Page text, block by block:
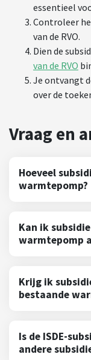
essentieel
Controleer
van de RVO.
Dien de
van de RVO
Je ontvangt
over de
Hoeveel
warmtepomp?
Kan ik
warmtepomp
Krijg ik
bestaande
Is de ISDE-
andere